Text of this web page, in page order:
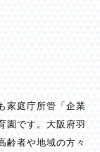
家庭庁所管「企業
園です。大阪府羽
齢者や地域の方々